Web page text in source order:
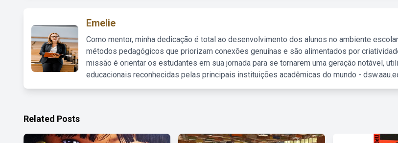
Emelie
Como mentor, minha dedicação é total ao desenvolvimento dos alunos no ambiente
métodos pedagógicos que priorizam conexões genuínas e são alimentados por
missão é orientar os estudantes em sua jornada para se tornarem uma geração notável,
educacionais reconhecidas pelas principais instituições acadêmicas do mundo -
Related Posts